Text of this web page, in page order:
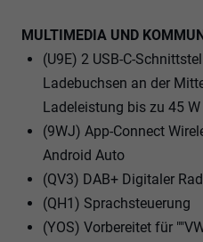
MULTIMEDIA UND
(U9E) 2 USB-C-
Ladebuchsen an der
Ladeleistung bis zu 45 W
(9WJ) App-Connect
Android Auto
(QV3) DAB+ Digitaler
(QH1) Sprachsteuerung
(YOS) Vorbereitet für